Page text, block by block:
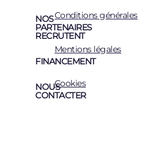
NOS
PARTENAIRES
RECRUTENT
FINANCEMENT
NOUS
CONTACTER
Conditions générales
Mentions légales
Cookies